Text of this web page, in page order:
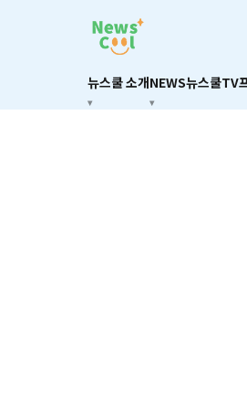
뉴스쿨 소개NEWS뉴스쿨TV